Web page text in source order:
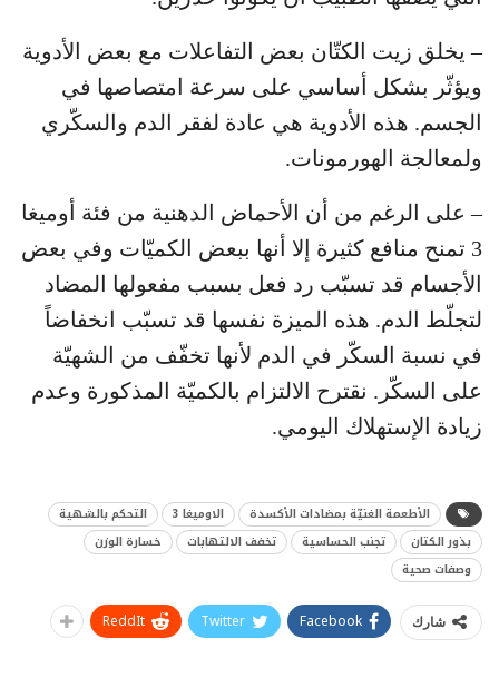
– يخلق زيت الكتّان بعض التفاعلات مع بعض الأدوية
ويؤثّر بشكل أساسي على سرعة امتصاصها في
الجسم. هذه الأدوية هي عادة لفقر الدم والسكّري
ولمعالجة الهورمونات.
– على الرغم من أن الأحماض الدهنية من فئة أوميغا
3 تمنح منافع كثيرة إلا أنها ببعض الكميّات وفي بعض
الأجسام قد تسبّب رد فعل بسبب مفعولها المضاد
لتجلّط الدم. هذه الميزة نفسها قد تسبّب انخفاضاً
في نسبة السكّر في الدم لأنها تخفّف من الشهيّة
على السكّر. نقترح الالتزام بالكميّة المذكورة وعدم
زيادة الإستهلاك اليومي.
الأطعمة الغنيّة بمضادات الأكسدة الاوميغا 3
التحكم بالشهية
بذور الكتان
تجنب الحساسية تخفف الالتهابات
خسارة الوزن
وصفات صحية
شارك Facebook
Twitter
ReddIt